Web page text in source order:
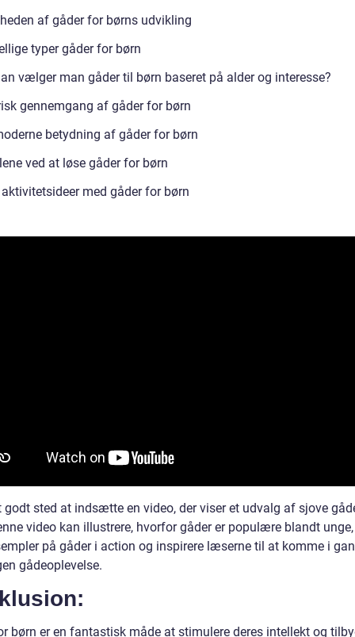
af gåder for børns udvikling
typer gåder for børn
vælger man gåder til børn baseret på alder og interesse?
gennemgang af gåder for børn
betydning af gåder for børn
ved at løse gåder for børn
med gåder for børn
godt sted at indsætte en video, der viser et udvalg af sjove
video kan illustrere, hvorfor gåder er populære blandt
på gåder i action og inspirere læserne til at komme i
gådeoplevelse.
børn er en fantastisk måde at stimulere deres intellekt og